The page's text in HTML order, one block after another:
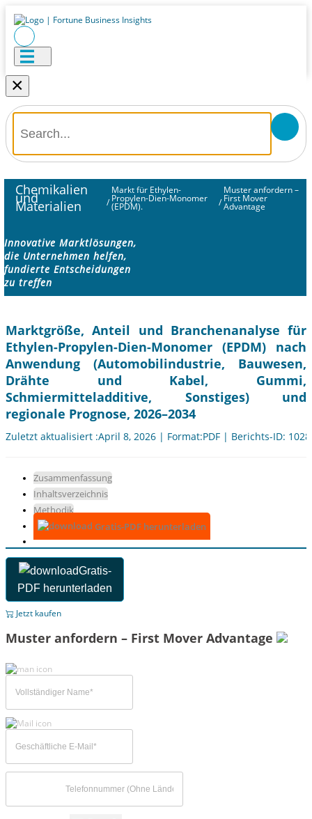
×
Chemikalien
und
Materialien /
Markt für Ethylen-
Propylen-Dien-Monomer
(EPDM). /
Muster anfordern –
First Mover
Advantage
Innovative Marktlösungen,
die Unternehmen helfen,
fundierte Entscheidungen
zu treffen
Marktgröße, Anteil und Branchenanalyse für
Ethylen-Propylen-Dien-Monomer (EPDM) nach
Anwendung (Automobilindustrie, Bauwesen,
Drähte und Kabel, Gummi,
Schmiermitteladditive, Sonstiges) und
regionale Prognose, 2026–2034
Zuletzt aktualisiert :April 8, 2026 | Format:PDF | Berichts-ID:
Zusammenfassung
Inhaltsverzeichnis
Methodik
Gratis-PDF herunterladen
Gratis-
PDF herunterladen
Jetzt kaufen
Muster anfordern – First Mover Advantage